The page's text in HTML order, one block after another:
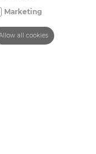
Marketing
all cookies
FIND US CALL US